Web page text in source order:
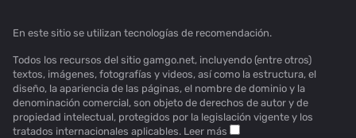
En este sitio se utilizan tecnologías de recomendación.
Todos los recursos del sitio gamgo.net, incluyendo (entre otros)
textos, imágenes, fotografías y videos, así como la estructura, el
diseño, la apariencia de las páginas, el nombre de dominio y la
denominación comercial, son objeto de derechos de autor y de
propiedad intelectual, protegidos por la legislación vigente y los
tratados internacionales aplicables. Leer más